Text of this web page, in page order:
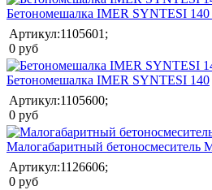
Бетономешалка IMER SYNTESI
Артикул:1105601;
0 руб
Бетономешалка IMER SYNTESI 140
Артикул:1105600;
0 руб
Малогабаритный бетоносмеситель
Артикул:1126606;
0 руб